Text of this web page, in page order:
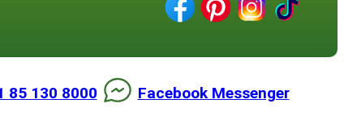
85 130 8000 Facebook Messenger